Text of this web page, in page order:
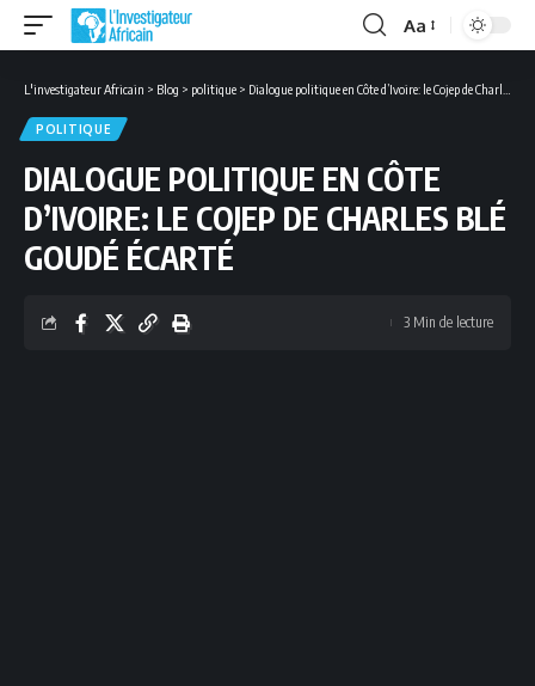
Font
Aa
L'investigateur Africain > Blog > politique > Dialogue politique en Côte d’Ivoire: le Cojep de Charles Blé Goudé écarté
POLITIQUE
DIALOGUE POLITIQUE EN CÔTE
D’IVOIRE: LE COJEP DE CHARLES BLÉ
GOUDÉ ÉCARTÉ
3 Min de lecture